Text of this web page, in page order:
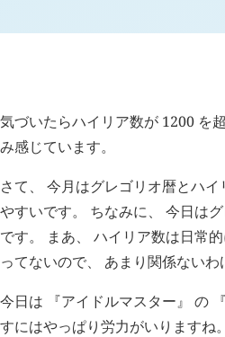
気づいたらハイリア数が 1200 を
み感じています。
さて、 今月はグレゴリオ暦とハ
やすいです。 ちなみに、 今日は
です。 まあ、 ハイリア数は日常
ってないので、 あまり関係ないわ
今日は 『アイドルマスター』 の
すにはやっぱり労力がいりますね